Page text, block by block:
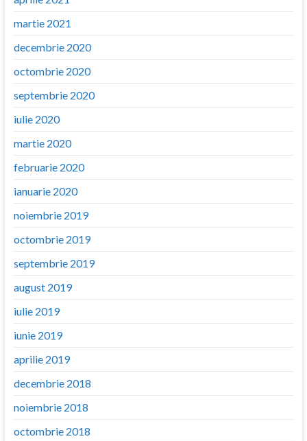
martie 2021
decembrie 2020
octombrie 2020
septembrie 2020
iulie 2020
martie 2020
februarie 2020
ianuarie 2020
noiembrie 2019
octombrie 2019
septembrie 2019
august 2019
iulie 2019
iunie 2019
aprilie 2019
decembrie 2018
noiembrie 2018
octombrie 2018